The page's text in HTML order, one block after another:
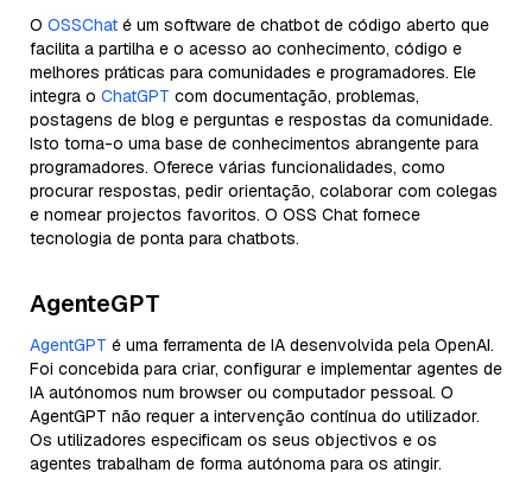
O OSSChat é um software de chatbot de código aberto que
facilita a partilha e o acesso ao conhecimento, código e
melhores práticas para comunidades e programadores. Ele
integra o ChatGPT com documentação, problemas,
postagens de blog e perguntas e respostas da comunidade.
Isto torna-o uma base de conhecimentos abrangente para
programadores. Oferece várias funcionalidades, como
procurar respostas, pedir orientação, colaborar com colegas
e nomear projectos favoritos. O OSS Chat fornece
tecnologia de ponta para chatbots.
AgenteGPT
AgentGPT é uma ferramenta de IA desenvolvida pela OpenAI.
Foi concebida para criar, configurar e implementar agentes de
IA autónomos num browser ou computador pessoal. O
AgentGPT não requer a intervenção contínua do utilizador.
Os utilizadores especificam os seus objectivos e os
agentes trabalham de forma autónoma para os atingir.